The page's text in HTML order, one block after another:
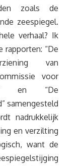
zoals de
zeespiegel.
verhaal? Ik
rapporten: “De
van
voor
en “De
samengesteld
nadrukkelijk
en verzilting
want de